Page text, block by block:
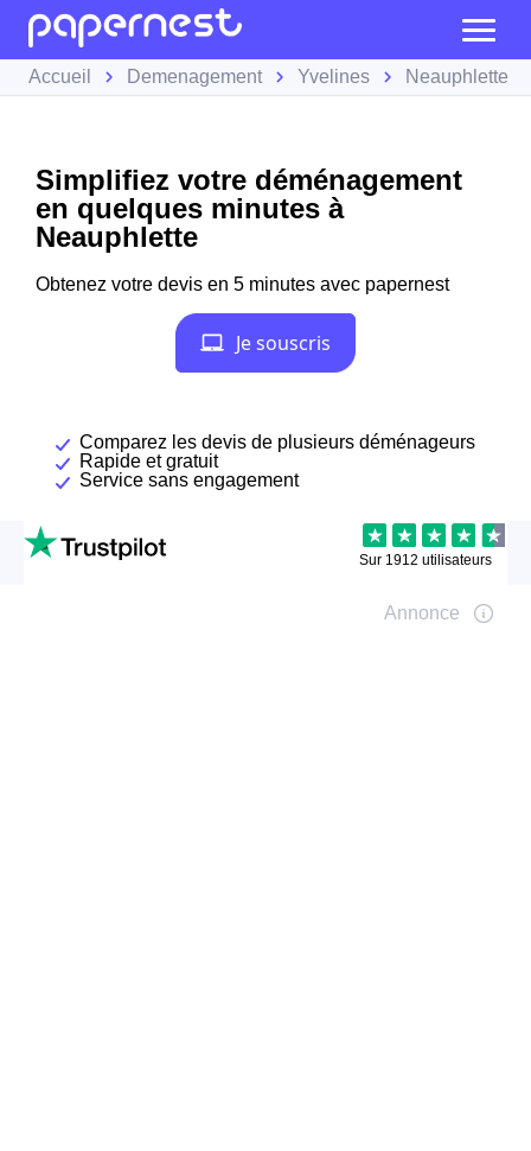
Accueil Demenagement Yvelines Neauphlette